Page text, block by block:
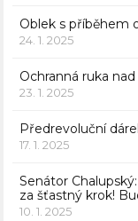
Oblek s příběhem
24. 1. 2025
Ochranná ruka
23. 1. 2025
Předrevoluční
17. 1. 2025
Senátor
za šťastný krok!
10. 1. 2025